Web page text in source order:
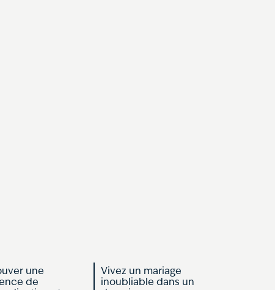
une
de
Vivez un mariage
inoubliable dans un